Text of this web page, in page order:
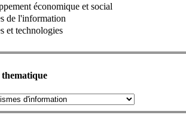
économique et social
de l'information
et technologies
thematique